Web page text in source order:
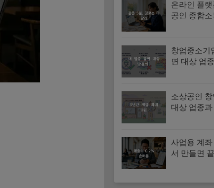
온라인 플
공인 종합
창업중소기
면 대상 업
소상공인
대상 업종
사업용 계
서 만들면